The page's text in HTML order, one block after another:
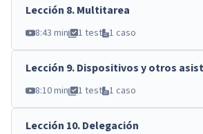
Lección 8.Multitarea
8:43 min 1 test 1 caso
Lección 9.Dispositivos y otros
8:10 min 1 test 1 caso
Lección 10.Delegación